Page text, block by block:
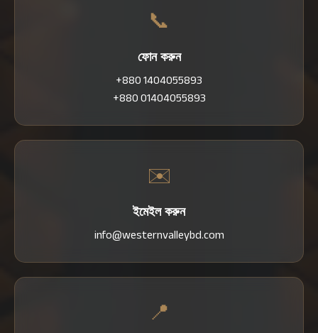
📞
ফোন করুন
+880 1404055893
+880 01404055893
✉️
ইমেইল করুন
info@westernvalleybd.com
📍